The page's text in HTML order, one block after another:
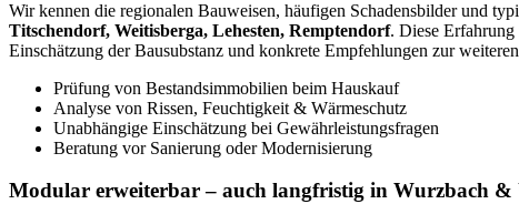
Wir kennen die regionalen Bauweisen, häufigen Schadensbilder und
Titschendorf, Weitisberga, Lehesten, Remptendorf. Diese Erfahrung
Einschätzung der Bausubstanz und konkrete Empfehlungen zur
Prüfung von Bestandsimmobilien beim Hauskauf
Analyse von Rissen, Feuchtigkeit & Wärmeschutz
Unabhängige Einschätzung bei Gewährleistungsfragen
Beratung vor Sanierung oder Modernisierung
Modular erweiterbar – auch langfristig in Wurzbach &